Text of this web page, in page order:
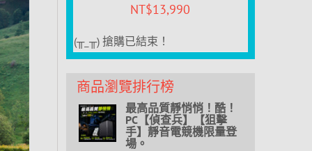
NT$13,990
(╥_╥) 搶購已結束！
商品瀏覽排行榜
最高品質靜悄悄！酷！
PC【偵查兵】【狙擊
手】靜音電競機限量登
場。